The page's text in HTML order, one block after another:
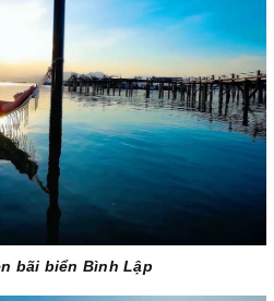
bãi biển Bình Lập